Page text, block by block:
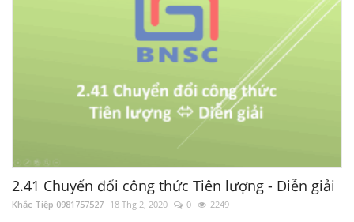
2.41 Chuyển đổi công thức Tiên lượng - Diễn giải
Khắc Tiệp 0981757527 18 Thg 2, 2020 0 2249